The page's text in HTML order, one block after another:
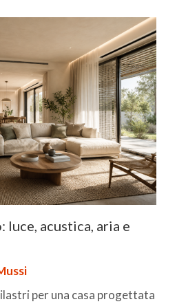
acustica, aria e
per una casa progettata